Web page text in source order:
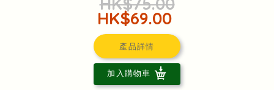
HK$69.00
產品詳情
加入購物車